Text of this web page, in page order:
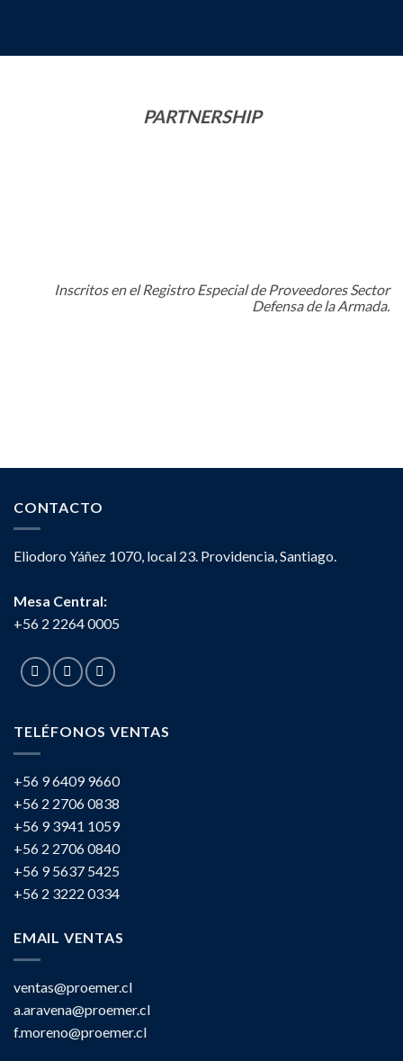
PARTNERSHIP
Inscritos en el Registro Especial de Proveedores Sector
Defensa de la Armada.
CONTACTO
Eliodoro Yáñez 1070, local 23. Providencia, Santiago.
Mesa Central:
+56 2 2264 0005
TELÉFONOS VENTAS
+56 9 6409 9660
+56 2 2706 0838
+56 9 3941 1059
+56 2 2706 0840
+56 9 5637 5425
+56 2 3222 0334
EMAIL VENTAS
ventas@proemer.cl
a.aravena@proemer.cl
f.moreno@proemer.cl